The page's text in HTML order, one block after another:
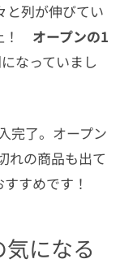
と列が伸びてい
！ オープンの1
なっていまし
完了。オープン
れの商品も出て
すめです！
になる